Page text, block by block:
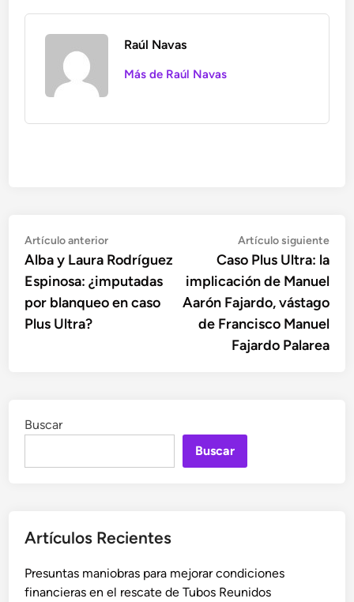
Raúl Navas
Más de Raúl Navas
Navegación
de
entradas
Artículo anteriorArtículo
anterior:
Alba y Laura Rodríguez
Espinosa: ¿imputadas
por blanqueo en caso
Plus Ultra?
Artículo siguiente
Caso Plus Ultra: la
implicación de Manuel
Aarón Fajardo, vástago
de Francisco Manuel
Fajardo Palarea
Buscar
Buscar
Artículos Recientes
Presuntas maniobras para mejorar condiciones
financieras en el rescate de Tubos Reunidos